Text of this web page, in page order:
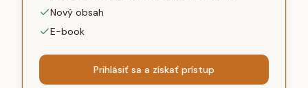
Nový obsah
E-book
Prihlásiť sa a získať prístup